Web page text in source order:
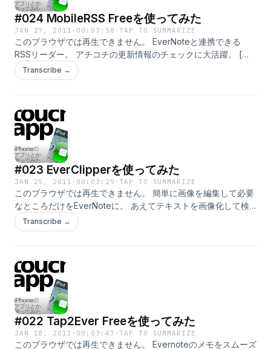
#024 MobileRSS Freeを使ってみた
JAN 27, 2011 · 00:03:58 ·TAP TO SUMMARIZE
このブラウザでは再生できません。 EverNoteと連携できる
RSSリーダー。 アチコチの更新情報のチェックに大活躍。 [カ
テゴリ：ニュース] [バージョン：3.2.1] [価格：無料] [iTunesプ
レビューで見る]
Transcribe →
#023 EverClipperを使ってみた
JAN 25, 2011 · 00:03:29 ·TAP TO SUMMARIZE
このブラウザでは再生できません。 簡単に画像を編集して必要
なところだけをEverNoteに。 あえてテキストを画像化して検
索するのも楽しい(^^; [カテゴリ：仕事効率化] [バージョン：
1.2] [価格：無料] [iTunesプレビューで見る]
Transcribe →
#022 Tap2Ever Freeを使ってみた
JAN 18, 2011 · 00:03:47 ·TAP TO SUMMARIZE
このブラウザでは再生できません。 Evernoteのメモをスムーズ